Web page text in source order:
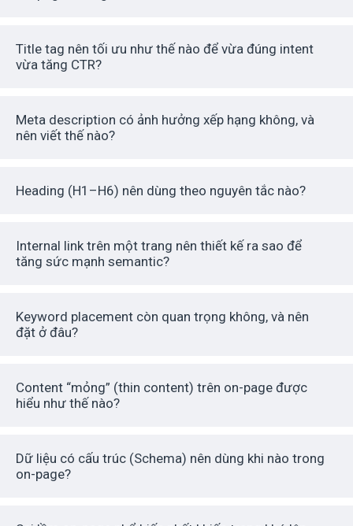
Title tag nên tối ưu như thế nào để vừa đúng intent
vừa tăng CTR?
Meta description có ảnh hưởng xếp hạng không, và
nên viết thế nào?
Heading (H1–H6) nên dùng theo nguyên tắc nào?
Internal link trên một trang nên thiết kế ra sao để
tăng sức mạnh semantic?
Keyword placement còn quan trọng không, và nên
đặt ở đâu?
Content “mỏng” (thin content) trên on-page được
hiểu như thế nào?
Dữ liệu có cấu trúc (Schema) nên dùng khi nào trong
on-page?